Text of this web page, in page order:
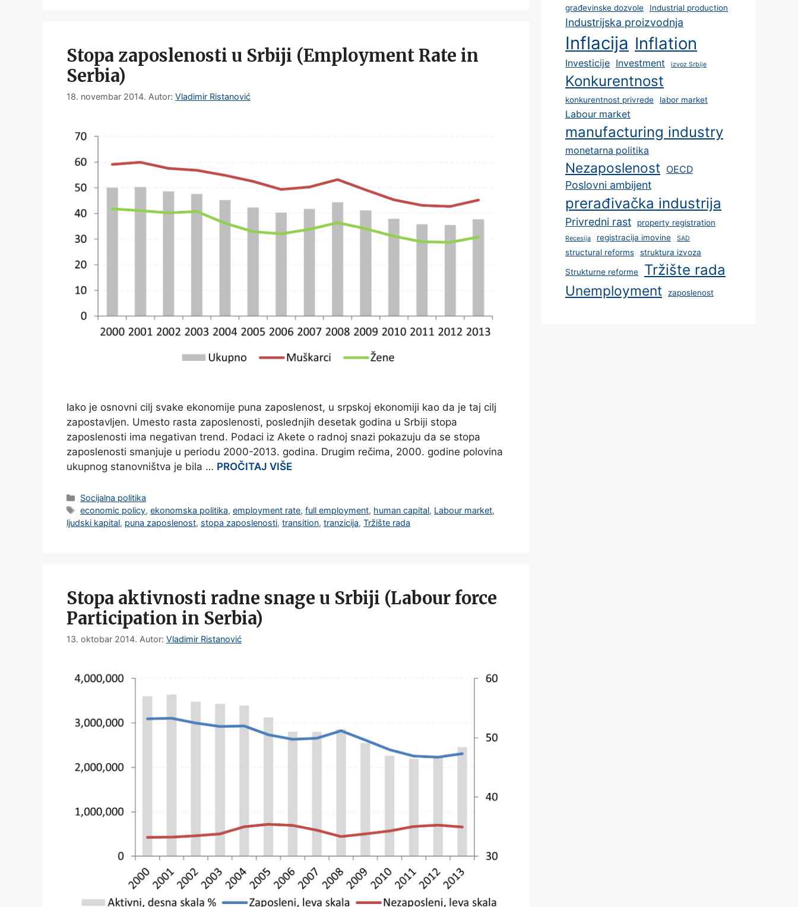
Stopa zaposlenosti u Srbiji (Employment Rate in
Serbia)
18. novembar 2014. Autor: Vladimir Ristanović
Iako je osnovni cilj svake ekonomije puna zaposlenost, u srpskoj ekonomiji kao da je taj cilj
zapostavljen. Umesto rasta zaposlenosti, poslednjih desetak godina u Srbiji stopa
zaposlenosti ima negativan trend. Podaci iz Akete o radnoj snazi pokazuju da se stopa
zaposlenosti smanjuje u periodu 2000-2013. godina. Drugim rečima, 2000. godine polovina
ukupnog stanovništva je bila … PROČITAJ VIŠE
Categories
Socijalna politika
Tags
economic policy,ekonomska politika,employment rate,full employment, human capital, Labour market,
ljudski kapital, puna zaposlenost, stopa zaposlenosti, transition, tranzicija, Tržište rada
Stopa aktivnosti radne snage u Srbiji (Labour force
Participation in Serbia)
13. oktobar 2014. Autor: Vladimir Ristanović
građevinske dozvole Industrial production
Industrijska proizvodnja
Inflacija Inflation
Investicije Investment izvoz Srbije
Konkurentnost
konkurentnost privrede labor market
Labour market
manufacturing industry
monetarna politika
Nezaposlenost OECD
Poslovni ambijent
prerađivačka industrija
Privredni rast property registration
Recesija registracija imovine SAD
structural reforms struktura izvoza
Strukturne reforme Tržište rada
Unemployment zaposlenost